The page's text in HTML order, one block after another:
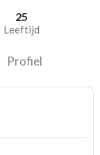
25
Leeftijd
Profiel